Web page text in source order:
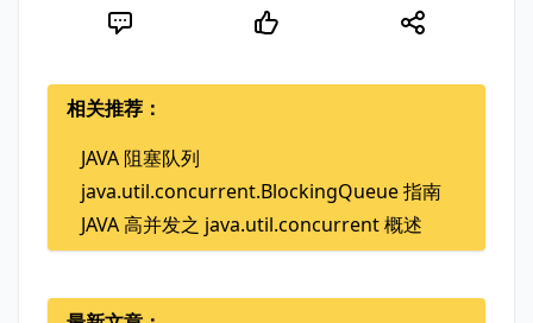
相关推荐：
JAVA 阻塞队列
java.util.concurrent.BlockingQueue 指南
JAVA 高并发之 java.util.concurrent 概述